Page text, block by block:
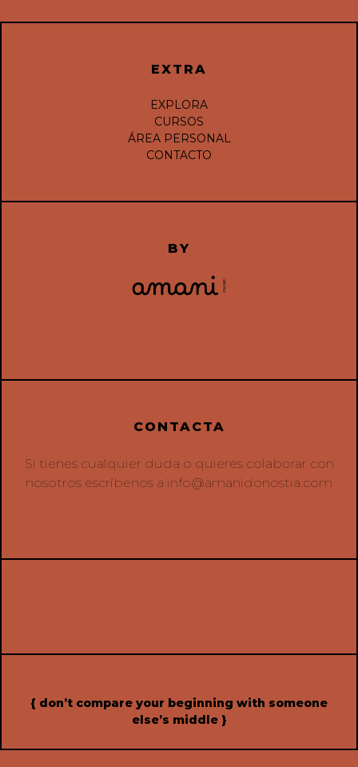
EXTRA
EXPLORA
CURSOS
ÁREA PERSONAL
CONTACTO
BY
CONTACTA
Si tienes cualquier duda o quieres colaborar con
nosotros escríbenos a info@amanidonostia.com
{ don’t compare your beginning with someone
else’s middle }